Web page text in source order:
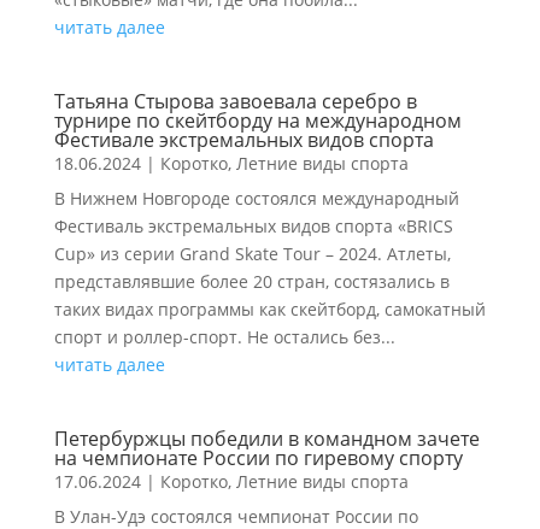
читать далее
Татьяна Стырова завоевала серебро в
турнире по скейтборду на международном
Фестивале экстремальных видов спорта
18.06.2024| Коротко, Летние виды спорта
В Нижнем Новгороде состоялся международный
Фестиваль экстремальных видов спорта «BRICS
Cup» из серии Grand Skate Tour – 2024. Атлеты,
представлявшие более 20 стран, состязались в
таких видах программы как скейтборд, самокатный
спорт и роллер-спорт. Не остались без...
читать далее
Петербуржцы победили в командном зачете
на чемпионате России по гиревому спорту
17.06.2024| Коротко, Летние виды спорта
В Улан-Удэ состоялся чемпионат России по